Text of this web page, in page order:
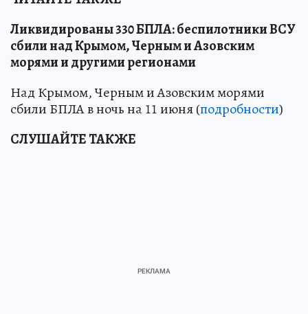
Ликвидированы 330 БПЛА: беспилотники ВСУ
сбили над Крымом, Черным и Азовским
морями и другими регионами
Над Крымом, Черным и Азовским морями
сбили БПЛА в ночь на 11 июня (подробности)
СЛУШАЙТЕ ТАКЖЕ